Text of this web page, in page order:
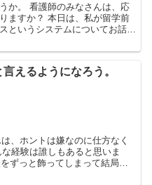
んは、応
は、私が留学前
というシステムについてお話し
言えるようになろう。